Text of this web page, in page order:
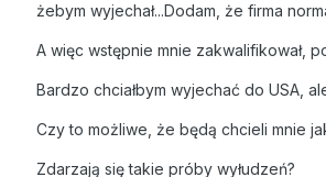
żebym wyjechał...Dodam, że firma
A więc wstępnie mnie zakwalifikował,
Bardzo chciałbym wyjechać do USA,
Czy to możliwe, że będą chcieli mnie
Zdarzają się takie próby wyłudzeń?